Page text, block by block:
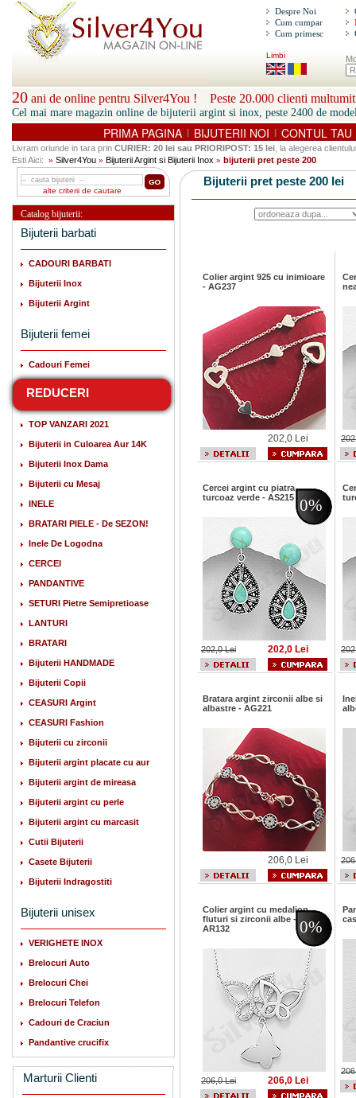
Despre Noi
Cum cumpar
Cum primesc
Limbi
20 ani de online pentru Silver4You ! Peste 20.000 clienti
Cel mai mare magazin online de bijuterii argint si inox, peste 2400 de
PRIMA PAGINA | BIJUTERII NOI | CONTUL TAU
Livram oriunde in tara prin CURIER: 20 lei sau PRIORIPOST: 15 lei , la alegerea
Esti Aici:
» Silver4You » Bijuterii Argint si Bijuterii Inox » bijuterii pret peste 200
alte criterii de cautare
Catalog bijuterii:
Bijuterii barbati
CADOURI BARBATI
Bijuterii Inox
Bijuterii Argint
Bijuterii femei
Cadouri Femei
REDUCERI
TOP VANZARI 2021
Bijuterii in Culoarea Aur 14K
Bijuterii Inox Dama
Bijuterii cu Mesaj
INELE
BRATARI PIELE - De SEZON!
Inele De Logodna
CERCEI
PANDANTIVE
SETURI Pietre Semipretioase
LANTURI
BRATARI
Bijuterii HANDMADE
Bijuterii Copii
CEASURI Argint
CEASURI Fashion
Bijuterii cu zirconii
Bijuterii argint placate cu aur
Bijuterii argint de mireasa
Bijuterii argint cu perle
Bijuterii argint cu marcasit
Cutii Bijuterii
Casete Bijuterii
Bijuterii Indragostiti
Bijuterii unisex
VERIGHETE INOX
Brelocuri Auto
Brelocuri Chei
Brelocuri Telefon
Cadouri de Craciun
Pandantive crucifix
Marturii Clienti
Bijuterii pret peste 200 lei
Colier argint 925 cu inimioare
- AG237
202,0 Lei
Cercei argint cu piatra
turcoaz verde - AS215 0%
202,0 Lei 202,0 Lei
Bratara argint zirconii albe si
albastre - AG221
206,0 Lei
Colier argint cu medalion
fluturi si zirconii albe -
AR132
0%
206,0 Lei 206,0 Lei